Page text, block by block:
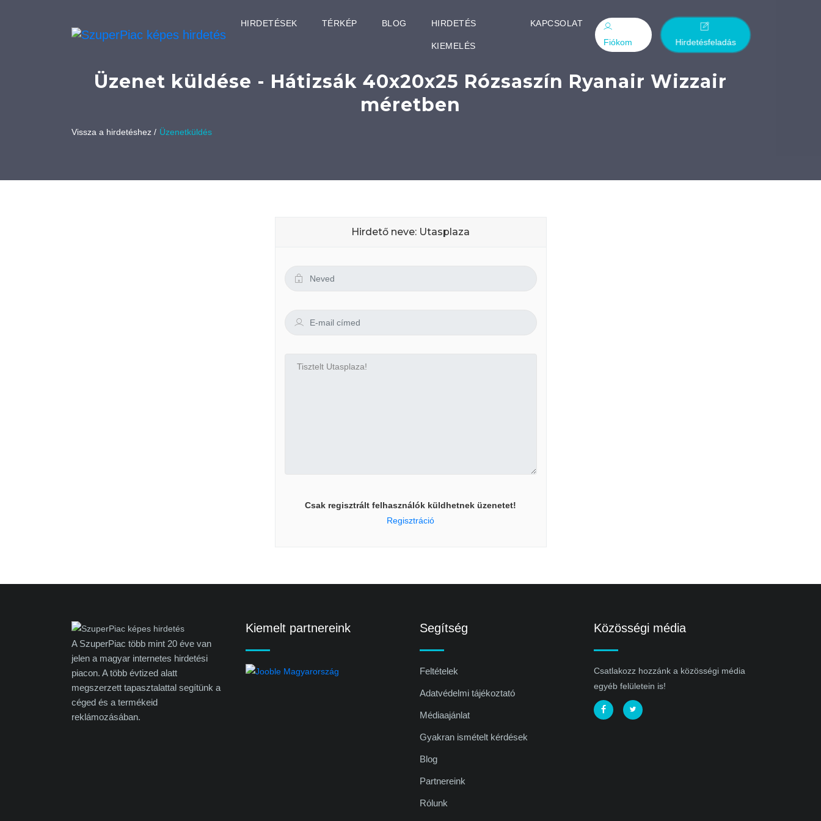
HIRDETÉSEK TÉRKÉP BLOG HIRDETÉS
KIEMELÉS
KAPCSOLAT
Fiókom
Hirdetésfeladás
Üzenet küldése - Hátizsák 40x20x25 Rózsaszín Ryanair Wizzair
méretben
Vissza a hirdetéshez / Üzenetküldés
Hirdető neve: Utasplaza
Csak regisztrált felhasználók küldhetnek üzenetet!
Regisztráció
A SzuperPiac több mint 20 éve van
jelen a magyar internetes hirdetési
piacon. A több évtized alatt
megszerzett tapasztalattal segítünk a
céged és a termékeid
reklámozásában.
Kiemelt partnereink Segítség
Feltételek
Adatvédelmi tájékoztató
Médiaajánlat
Gyakran ismételt kérdések
Blog
Partnereink
Rólunk
Közösségi média
Csatlakozz hozzánk a közösségi média
egyéb felületein is!